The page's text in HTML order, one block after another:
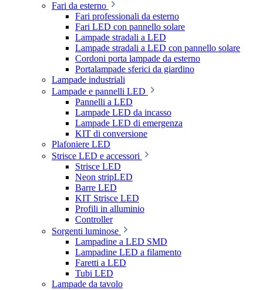
Fari da esterno
Fari professionali da esterno
Fari LED con pannello solare
Lampade stradali a LED
Lampade stradali a LED con pannello solare
Cordoni porta lampade da esterno
Portalampade sferici da giardino
Lampade industriali
Lampade e pannelli LED
Pannelli a LED
Lampade LED da incasso
Lampade LED di emergenza
KIT di conversione
Plafoniere LED
Strisce LED e accessori
Strisce LED
Neon stripLED
Barre LED
KIT Strisce LED
Profili in alluminio
Controller
Sorgenti luminose
Lampadine a LED SMD
Lampadine LED a filamento
Faretti a LED
Tubi LED
Lampade da tavolo